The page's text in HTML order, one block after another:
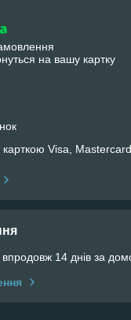
на вашу картку
Visa,
14 днів за